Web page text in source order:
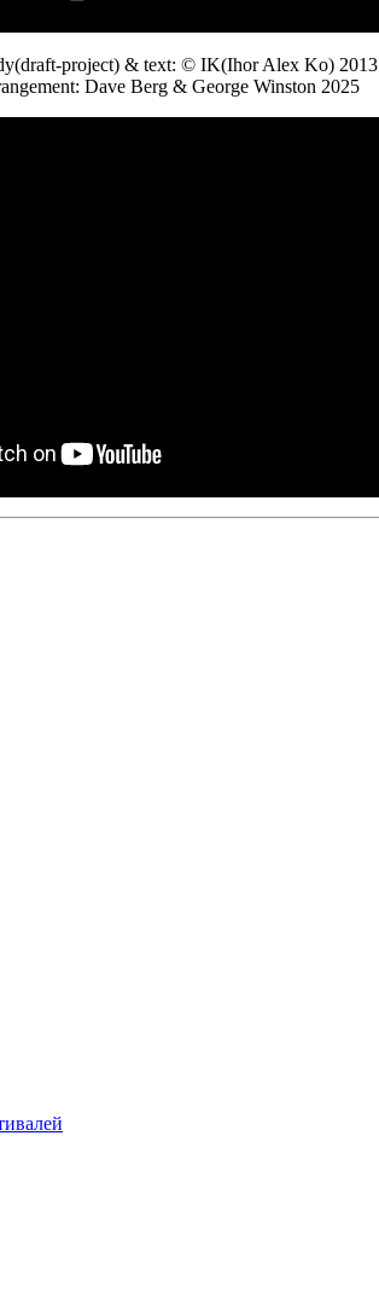
project) & text: © IK(Ihor Alex Ko) 2013
Dave Berg & George Winston 2025